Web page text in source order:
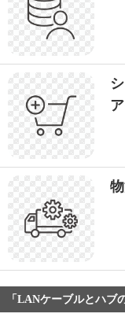
「LANケーブルとハブ